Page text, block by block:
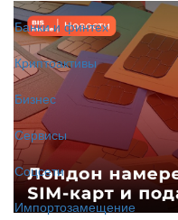
Банки и финтех
Криптоактивы
Бизнес
Сервисы
Соцсети
Импортозамещение